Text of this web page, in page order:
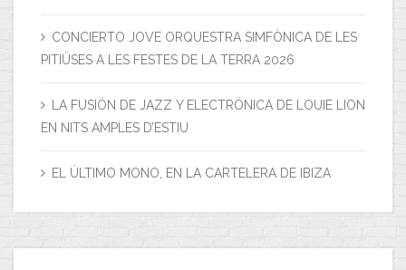
CONCIERTO JOVE ORQUESTRA SIMFÒNICA DE LES
PITIÜSES A LES FESTES DE LA TERRA 2026
LA FUSIÓN DE JAZZ Y ELECTRÓNICA DE LOUIE LION
EN NITS AMPLES D’ESTIU
EL ÚLTIMO MONO, EN LA CARTELERA DE IBIZA